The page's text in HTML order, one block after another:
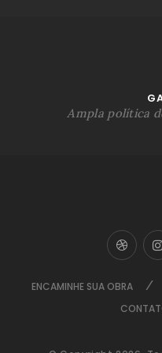
Ampla política
ENCAMINHE SUA OBRA